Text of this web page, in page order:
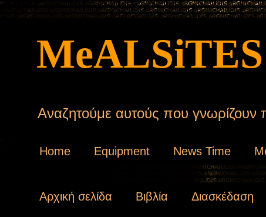
Αναζητούμε αυτούς που γνωρίζουν
Home Equipment News Time
Αρχική σελίδα Βιβλία Διασκέδαση